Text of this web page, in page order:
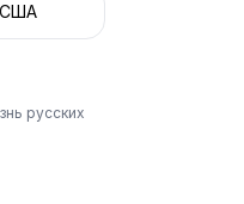
США
русских